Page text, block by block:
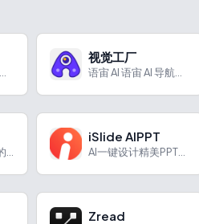
视觉工厂
iSlide AIPPT
Zread